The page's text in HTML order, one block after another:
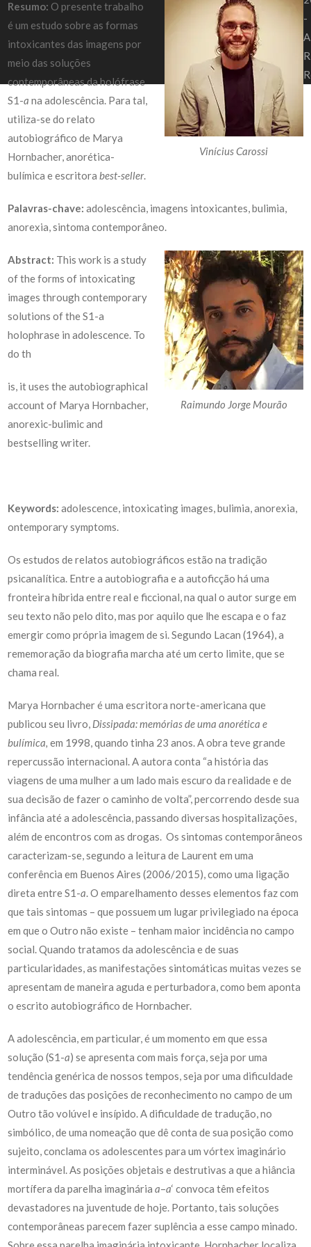
Vinícius Carossi
Resumo: O presente trabalho
é um estudo sobre as formas
intoxicantes das imagens por
meio das soluções
contemporâneas da holófrase
S1-a na adolescência. Para tal,
utiliza-se do relato
autobiográfico de Marya
Hornbacher, anorética-
bulímica e escritorabest-seller.
Palavras-chave:adolescência, imagens intoxicantes, bulimia,
anorexia, sintoma contemporâneo.
Raimundo Jorge Mourão
Abstract: This work is a study
of the forms of intoxicating
images through contemporary
solutions of the S1-a
holophrase in adolescence. To
do th
is, it uses the autobiographical
account of Marya Hornbacher,
anorexic-bulimic and
bestselling writer.
Keywords:adolescence, intoxicating images, bulimia, anorexia,
ontemporary symptoms.
Os estudos de relatos autobiográficos estão na tradição
psicanalítica. Entre a autobiografia e a autoficção há uma
fronteira híbrida entre real e ficcional, na qual o autor surge em
seu texto não pelo dito, mas por aquilo que lhe escapa e o faz
emergir como própria imagem de si. Segundo Lacan (1964), a
rememoração da biografia marcha até um certo limite, que se
chama real.
Marya Hornbacher é uma escritora norte-americana que
publicou seu livro, Dissipada: memórias de uma anorética e
bulímica,em 1998, quando tinha 23 anos. A obra teve grande
repercussão internacional. A autora conta “a história das
viagens de uma mulher a um lado mais escuro da realidade e de
sua decisão de fazer o caminho de volta”, percorrendo desde sua
infância até a adolescência, passando diversas hospitalizações,
além de encontros com as drogas. Os sintomas contemporâneos
caracterizam-se, segundo a leitura de Laurent em uma
conferência em Buenos Aires (2006/2015), como uma ligação
direta entre S1-a. O emparelhamento desses elementos faz com
que tais sintomas – que possuem um lugar privilegiado na época
em que o Outro não existe – tenham maior incidência no campo
social. Quando tratamos da adolescência e de suas
particularidades, as manifestações sintomáticas muitas vezes se
apresentam de maneira aguda e perturbadora, como bem aponta
o escrito autobiográfico de Hornbacher.
A adolescência, em particular, é um momento em que essa
solução (S1-a) se apresenta com mais força, seja por uma
tendência genérica de nossos tempos, seja por uma dificuldade
de traduções das posições de reconhecimento no campo de um
Outro tão volúvel e insípido. A dificuldade de tradução, no
simbólico, de uma nomeação que dê conta de sua posição como
sujeito, conclama os adolescentes para um vórtex imaginário
interminável. As posições objetais e destrutivas a que a hiância
mortífera da parelha imagináriaa–a‘ convoca têm efeitos
devastadores na juventude de hoje. Portanto, tais soluções
contemporâneas parecem fazer suplência a esse campo minado.
-